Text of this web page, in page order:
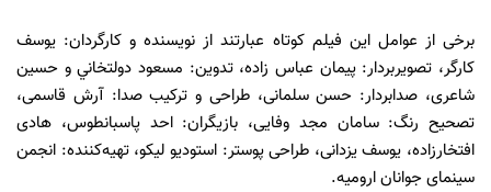
برخی از عوامل اين فيلم كوتاه عبارتند از نويسنده و كارگردان: يوسف
كارگر، تصويربردار: پيمان عباس زاده، تدوين: مسعود دولتخاني و حسين
شاعری، صدابردار: حسن سلمانی، طراحی و تركيب صدا: آرش قاسمی،
تصحيح رنگ: سامان مجد وفايی، بازيگران: احد پاسبانطوس، هادی
افتخارزاده، يوسف يزدانی، طراحی پوستر: استوديو ليكو، تهيه‌كننده: انجمن
سينمای جوانان اروميه.